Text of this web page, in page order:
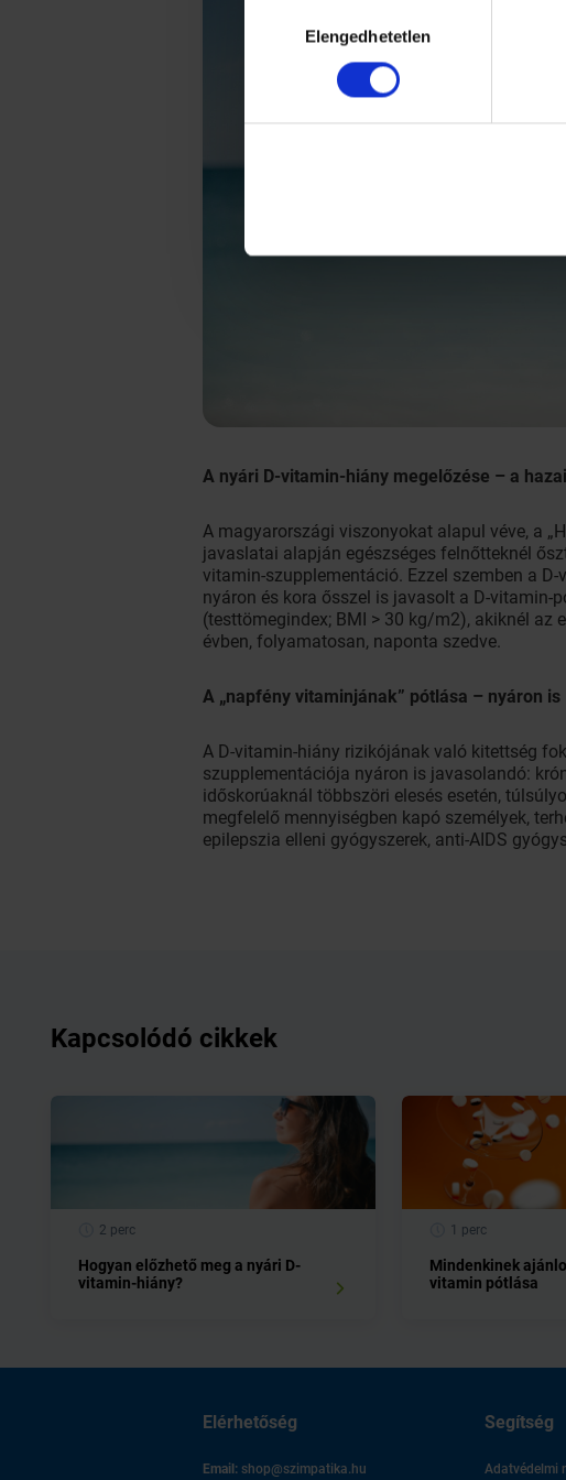
kiválasztásaElengedhetetlen
A nyári D-vitamin-hiány megelőzése – a
A magyarországi viszonyokat alapul véve, a
javaslatai alapján egészséges felnőtteknél
vitamin-szupplementáció. Ezzel szemben a
nyáron és kora ősszel is javasolt a D-
(testtömegindex; BMI > 30 kg/m2), akiknél
évben, folyamatosan, naponta szedve.
A „napfény vitaminjának” pótlása – nyáron is
A D-vitamin-hiány rizikójának való kitettség
szupplementációja nyáron is javasolandó:
időskorúaknál többszöri elesés esetén,
megfelelő mennyiségben kapó személyek,
epilepszia elleni gyógyszerek, anti-AIDS
Kapcsolódó cikkek
2 perc
Hogyan előzhető meg a nyári D-
vitamin-hiány?
1 perc
Mindenkinek
vitamin pótlása
Elérhetőség
Email: shop@szimpatika.hu
Segítség
Adatvédelmi